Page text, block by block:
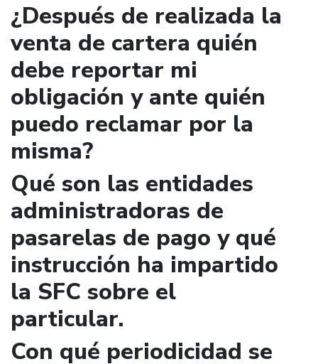
¿Después de realizada la
venta de cartera quién
debe reportar mi
obligación y ante quién
puedo reclamar por la
misma?
Qué son las entidades
administradoras de
pasarelas de pago y qué
instrucción ha impartido
la SFC sobre el
particular.
Con qué periodicidad se